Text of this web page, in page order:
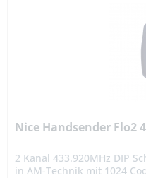
Nice Handsender Flo2
2 Kanal 433.920MHz DIP
in AM-Technik mit 1024